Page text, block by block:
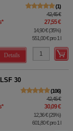
1
42,45 €
* 27,55 €
14,90 €(35%)
551,00 €pro 1 l
Details
30
106
42,45 €
* 30,09 €
12,36 €(29%)
601,80 €pro 1 l